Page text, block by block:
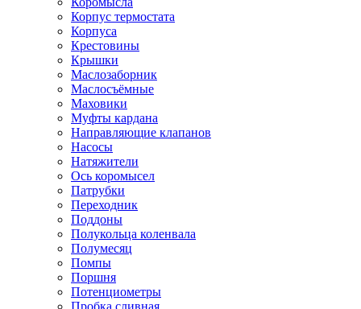
Корпус термостата
Корпуса
Крестовины
Крышки
Маслозаборник
Маслосъёмные
Маховики
Муфты кардана
Направляющие клапанов
Насосы
Натяжители
Ось коромысел
Патрубки
Переходник
Поддоны
Полукольца коленвала
Полумесяц
Помпы
Поршня
Потенциометры